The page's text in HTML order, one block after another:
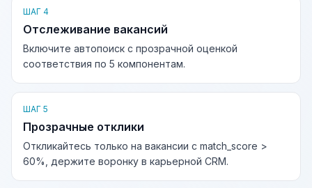
ШАГ 4
Отслеживание вакансий
Включите автопоиск с прозрачной оценкой
соответствия по 5 компонентам.
ШАГ 5
Прозрачные отклики
Откликайтесь только на вакансии с match_score >
60%, держите воронку в карьерной CRM.